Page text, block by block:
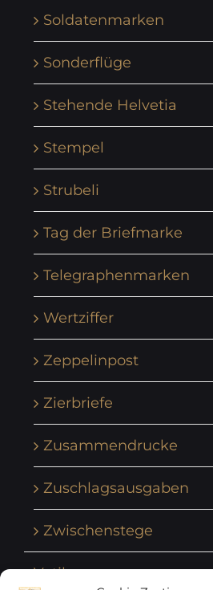
Soldatenmarken
Sonderflüge
Stehende Helvetia
Stempel
Strubeli
Tag der Briefmarke
Telegraphenmarken
Wertziffer
Zeppelinpost
Zierbriefe
Zusammendrucke
Zuschlagsausgaben
Zwischenstege
Vatikan